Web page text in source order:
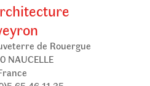
de Rouergue
NAUCELLE